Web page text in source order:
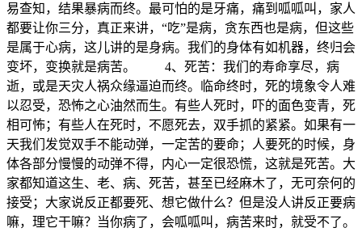
易查知，结果暴病而终。最可怕的是牙痛，痛到呱呱叫，家人
都要让你三分，真正来讲，“吃”是病，贪东西也是病，但这些
是属于心病，这儿讲的是身病。我们的身体有如机器，终归会
变坏，变换就是病苦。 4、死苦：我们的寿命享尽，病
逝，或是天灾人祸众缘逼迫而终。临命终时，死的境象令人难
以忍受，恐怖之心油然而生。有些人死时，吓的面色变青，死
相可怖；有些人在死时，不愿死去，双手抓的紧紧。如果有一
天我们发觉双手不能动弹，一定苦的要命；人要死的时候，身
体各部分慢慢的动弹不得，内心一定很恐慌，这就是死苦。大
家都知道这生、老、病、死苦，甚至已经麻木了，无可奈何的
接受；大家说反正都要死、想它做什么？但是没人讲反正要病
嘛，理它干嘛？当你病了，会呱呱叫，病苦来时，就受不了。